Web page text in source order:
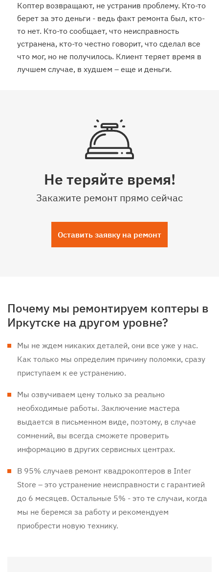
Коптер возвращают, не устранив проблему. Кто-то
берет за это деньги - ведь факт ремонта был, кто-
то нет. Кто-то сообщает, что неисправность
устранена, кто-то честно говорит, что сделал все
что мог, но не получилось. Клиент теряет время в
лучшем случае, в худшем – еще и деньги.
Не теряйте время!
Закажите ремонт прямо сейчас
Оставить заявку на ремонт
Почему мы ремонтируем коптеры в
Иркутске на другом уровне?
Мы не ждем никаких деталей, они все уже у нас.
Как только мы определим причину поломки, сразу
приступаем к ее устранению.
Мы озвучиваем цену только за реально
необходимые работы. Заключение мастера
выдается в письменном виде, поэтому, в случае
сомнений, вы всегда сможете проверить
информацию в других сервисных центрах.
В 95% случаев ремонт квадрокоптеров в Inter
Store – это устранение неисправности с гарантией
до 6 месяцев. Остальные 5% - это те случаи, когда
мы не беремся за работу и рекомендуем
приобрести новую технику.